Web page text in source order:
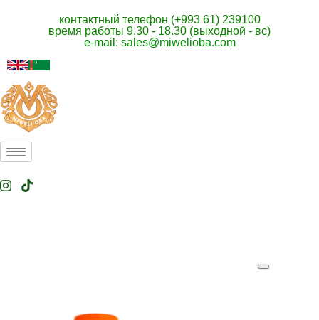
контактный телефон (+993 61) 239100
время работы 9.30 - 18.30 (выходной - вс)
e-mail: sales@miwelioba.com